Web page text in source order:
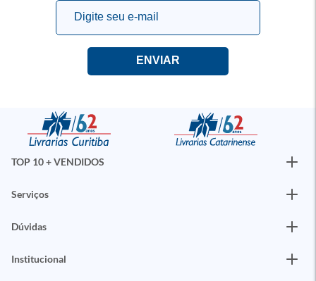
TOP 10 + VENDIDOS
Serviços
Dúvidas
Institucional